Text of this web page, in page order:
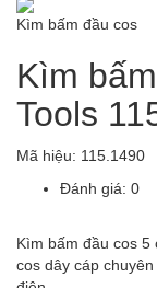
Kìm bấm đầu cos
Kìm
Tools
Mã hiệu: 115.1490
Đánh giá: 0
Kìm bấm đầu cos 5
cos dây cáp